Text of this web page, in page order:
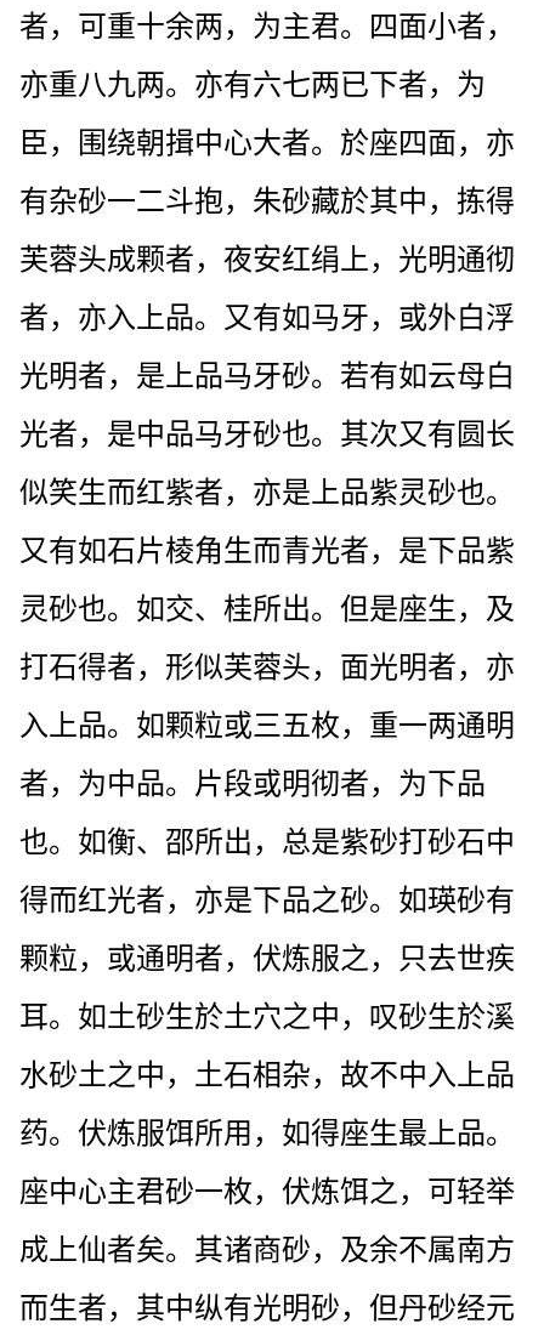
者，可重十余两，为主君。四面小者，
亦重八九两。亦有六七两已下者，为
臣，围绕朝揖中心大者。於座四面，亦
有杂砂一二斗抱，朱砂藏於其中，拣得
芙蓉头成颗者，夜安红绢上，光明通彻
者，亦入上品。又有如马牙，或外白浮
光明者，是上品马牙砂。若有如云母白
光者，是中品马牙砂也。其次又有圆长
似笑生而红紫者，亦是上品紫灵砂也。
又有如石片棱角生而青光者，是下品紫
灵砂也。如交、桂所出。但是座生，及
打石得者，形似芙蓉头，面光明者，亦
入上品。如颗粒或三五枚，重一两通明
者，为中品。片段或明彻者，为下品
也。如衡、邵所出，总是紫砂打砂石中
得而红光者，亦是下品之砂。如瑛砂有
颗粒，或通明者，伏炼服之，只去世疾
耳。如土砂生於土穴之中，叹砂生於溪
水砂土之中，土石相杂，故不中入上品
药。伏炼服饵所用，如得座生最上品。
座中心主君砂一枚，伏炼饵之，可轻举
成上仙者矣。其诸商砂，及余不属南方
而生者，其中纵有光明砂，但丹砂经元